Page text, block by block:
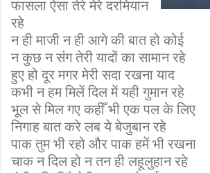
फासला ऐसा तेरे मेरे दरमियान
रहे
न ही माजी न ही आगे की बात हो कोई
न कुछ न संग तेरी यादों का सामान रहे
हुए हो दूर मगर मेरी सदा रखना याद
कभी न हम मिलें दिल में यही गुमान रहे
भूल से मिल गए कहीँ भी एक पल के लिए
निगाह बात करे लब ये बेजुबान रहे
पाक तुम भी रहो और पाक हमें भी रखना
चाक न दिल हो न तन ही लहूलुहान रहे